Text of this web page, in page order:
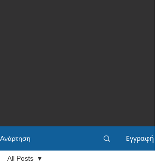
Ανάρτηση Εγγραφή
All Posts